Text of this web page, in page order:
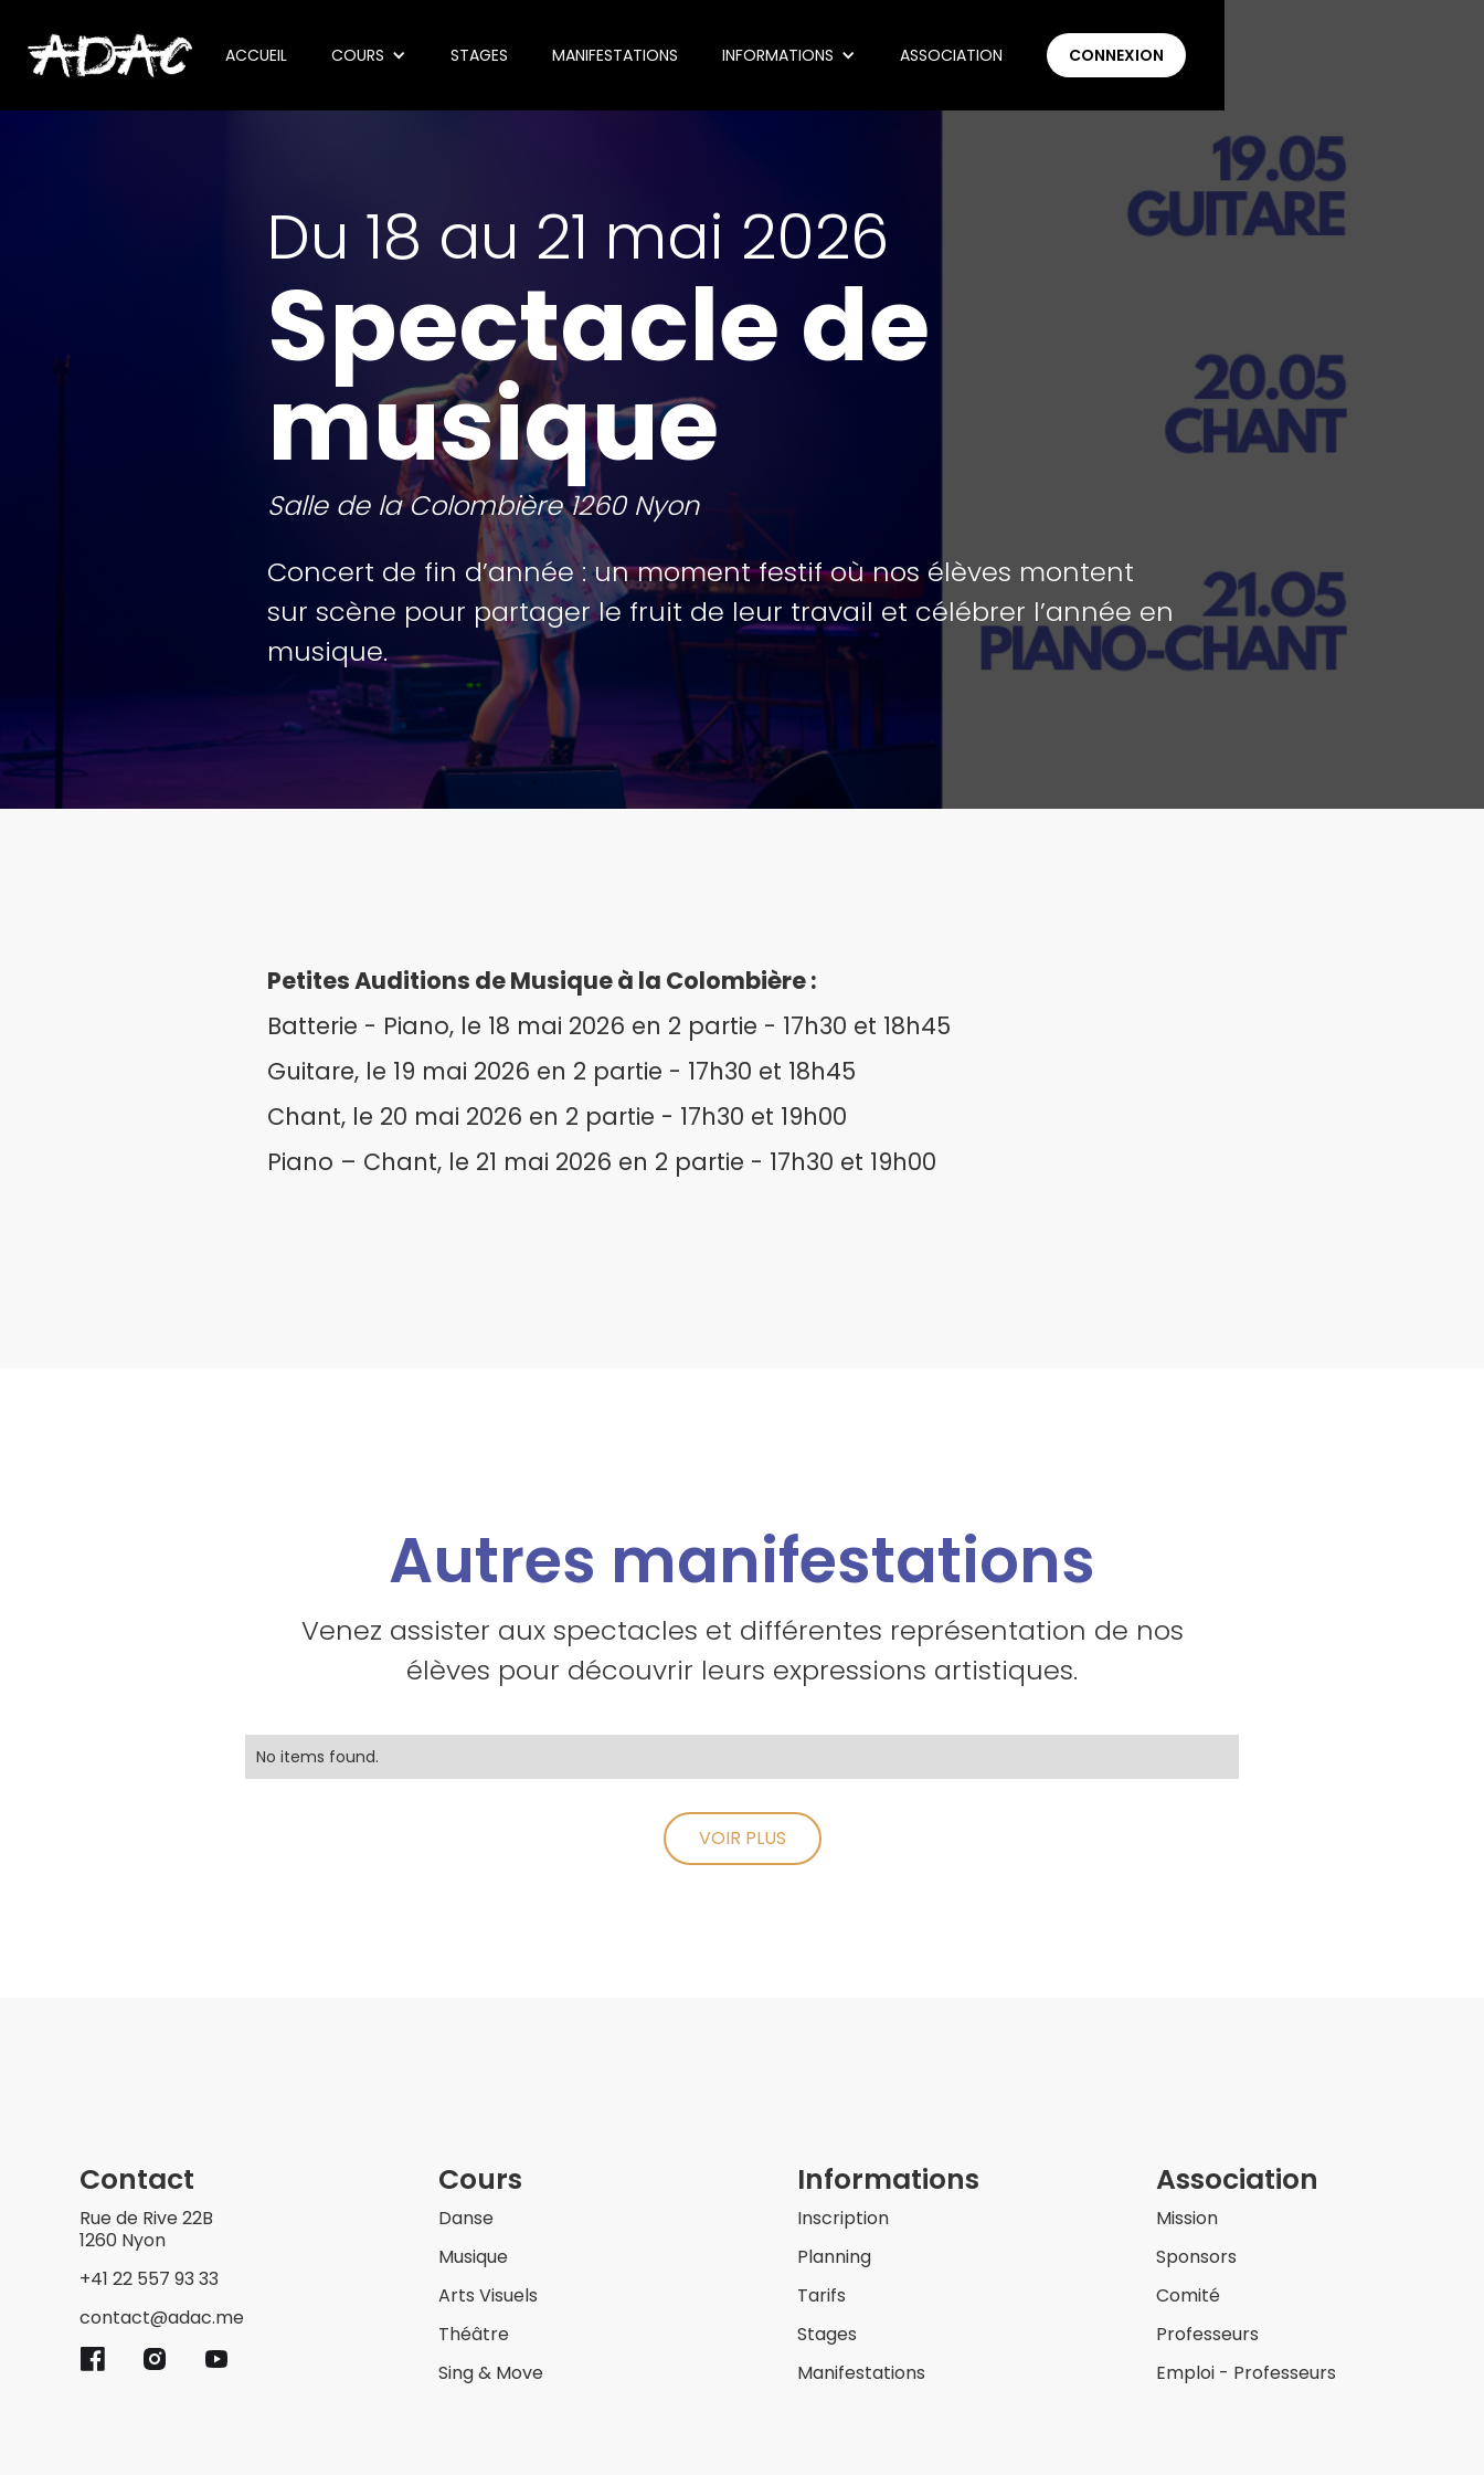
ACCUEIL COURS STAGES MANIFESTATIONS INFORMATIONS ASSOCIATION CONNEXION
Du 18 au 21 mai 2026
Spectacle de
musique
Salle de la Colombière 1260 Nyon
Concert de fin d’année : un moment festif où nos élèves montent
sur scène pour partager le fruit de leur travail et célébrer l’année en
musique.
Petites Auditions de Musique à la Colombière :
Batterie - Piano, le 18 mai 2026 en 2 partie - 17h30 et 18h45
Guitare, le 19 mai 2026 en 2 partie - 17h30 et 18h45
Chant, le 20 mai 2026 en 2 partie - 17h30 et 19h00
Piano – Chant, le 21 mai 2026 en 2 partie - 17h30 et 19h00
Autres manifestations
Venez assister aux spectacles et différentes représentation de nos
élèves pour découvrir leurs expressions artistiques.
No items found.
VOIR PLUS
Contact
Rue de Rive 22B
1260 Nyon
+41 22 557 93 33
contact@adac.me
Cours
Danse
Musique
Arts Visuels
Théâtre
Sing & Move
Informations
Inscription
Planning
Tarifs
Stages
Manifestations
Association
Mission
Sponsors
Comité
Professeurs
Emploi - Professeurs